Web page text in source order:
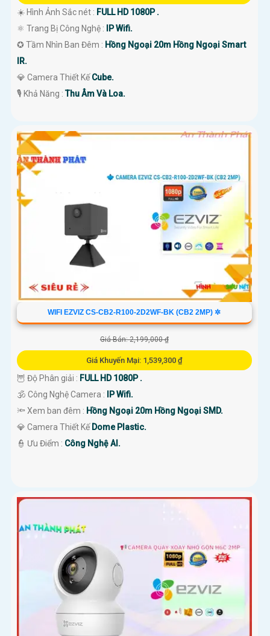
☀️ Hình Ảnh Sắc nét : FULL HD 1080P .
⚛️ Trang Bị Công Nghệ :
IP Wifi.
✪ Tầm Nhìn Ban Đêm : Hồng Ngoại 20m Hồng Ngoại Smart
IR.
💎 Camera Thiết KếCube.
️🎙 Khả Năng :Thu Âm Và Loa.
WIFI EZVIZ CS-CB2-R100-2D2WF-BK (CB2 2MP) ✲
Giá Bán: 2,199,000 ₫
Giá Khuyến Mại: 1,539,300 ₫
🦉 Độ Phân giải : FULL HD 1080P .
🕉️ Công Nghệ Camera :
IP Wifi.
🔦 Xem ban đêm : Hồng Ngoại 20m Hồng Ngoại SMD.
💎 Camera Thiết Kế Dome Plastic.
️👮 Ưu Điểm : Công Nghệ AI.